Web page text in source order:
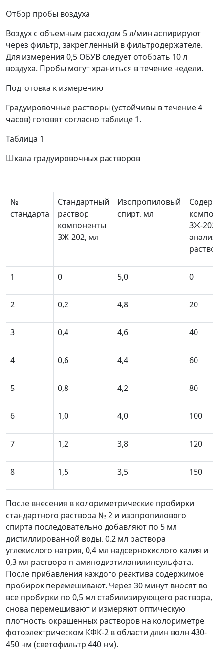
Отбор пробы воздуха
Воздух с объемным расходом 5 л/мин аспирируют
через фильтр, закрепленный в фильтродержателе.
Для измерения 0,5 ОБУВ следует отобрать 10 л
воздуха. Пробы могут храниться в течение недели.
Подготовка к измерению
Градуировочные растворы (устойчивы в течение 4
часов) готовят согласно таблице 1.
Таблица 1
Шкала градуировочных растворов
№
стандарта
Стандартный
раствор
компоненты
ЗЖ-202, мл
Изопропиловый
спирт, мл
ЗЖ-202
1 0 5,0 0
2 0,2 4,8 20
3 0,4 4,6 40
4 0,6 4,4 60
5 0,8 4,2 80
6 1,0 4,0 100
7 1,2 3,8 120
8 1,5 3,5 150
После внесения в колориметрические пробирки
стандартного раствора № 2 и изопропилового
спирта последовательно добавляют по 5 мл
дистиллированной воды, 0,2 мл раствора
углекислого натрия, 0,4 мл надсернокислого калия и
0,3 мл раствора п-аминодиэтиланилинсульфата.
После прибавления каждого реактива содержимое
пробирок перемешивают. Через 30 минут вносят во
все пробирки по 0,5 мл стабилизирующего раствора,
снова перемешивают и измеряют оптическую
плотность окрашенных растворов на колориметре
фотоэлектрическом КФК-2 в области длин волн 430-
450 нм (светофильтр 440 нм).